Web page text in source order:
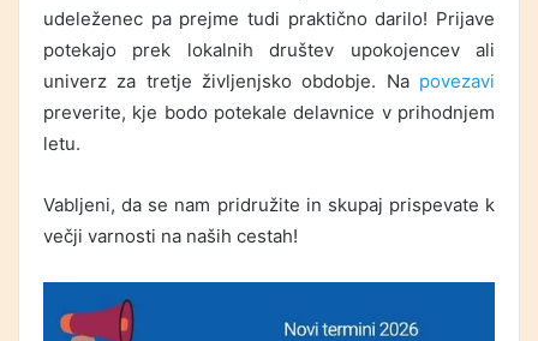
udeleženec pa prejme tudi praktično darilo! Prijave
potekajo prek lokalnih društev upokojencev ali
univerz za tretje življenjsko obdobje. Na povezavi
preverite, kje bodo potekale delavnice v prihodnjem
letu.
Vabljeni, da se nam pridružite in skupaj prispevate k
večji varnosti na naših cestah!